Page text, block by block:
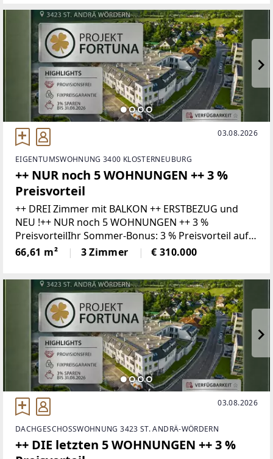
03.08.2026
EIGENTUMSWOHNUNG 3400 KLOSTERNEUBURG
++ NUR noch 5 WOHNUNGEN ++ 3 %
Preisvorteil
++ DREI Zimmer mit BALKON ++ ERSTBEZUG und
NEU !++ NUR noch 5 WOHNUNGEN ++ 3 %
PreisvorteilIhr Sommer-Bonus: 3 % Preisvorteil auf
Ihr neues Zuhause!Wer bis 31.08.2026 ein Kaufanbot
für eine Wohnung zum gültigen Listenpreis
66,61 m² 3 Zimmer € 310.000
03.08.2026
DACHGESCHOSSWOHNUNG 3423 ST. ANDRÄ-WÖRDERN
++ DIE letzten 5 WOHNUNGEN ++ 3 %